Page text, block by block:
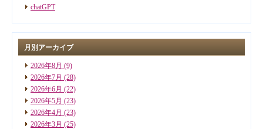
chatGPT
月別アーカイブ
2026年8月 (9)
2026年7月 (28)
2026年6月 (22)
2026年5月 (23)
2026年4月 (23)
2026年3月 (25)